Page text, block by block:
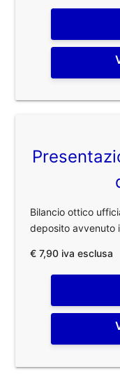
Bilancio ottico
deposito avvenuto
€ 7,90 iva esclusa